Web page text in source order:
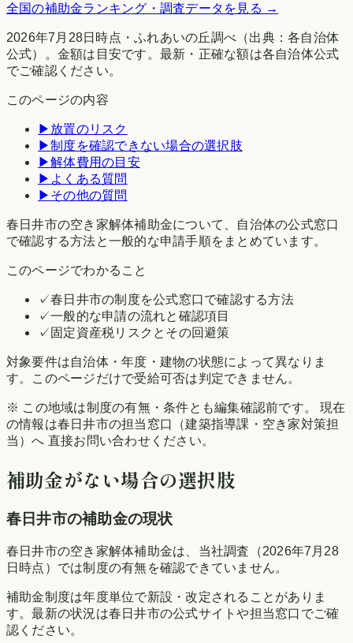
全国の補助金ランキング・調査データを見る →
2026年7月28日時点 ・ふれあいの丘調べ （出典：各自治体
公式）。金額は目安です。最新・正確な額は各自治体公式
でご確認ください。
このページの内容
▶ 放置のリスク
▶制度を確認できない場合の選択肢
▶解体費用の目安
▶ よくある質問
▶ その他の質問
春日井市の空き家解体補助金について、自治体の公式窓口
で確認する方法と一般的な申請手順をまとめています。
このページでわかること
✓春日井市の制度を公式窓口で確認する方法
✓一般的な申請の流れと確認項目
✓ 固定資産税リスクとその回避策
対象要件は自治体・年度・建物の状態によって異なりま
す。このページだけで受給可否は判定できません。
※ この地域は制度の有無・条件とも編集確認前です。 現在
の情報は春日井市の担当窓口（建築指導課・空き家対策担
当）へ 直接お問い合わせください。
補助金がない場合の選択肢
春日井市の補助金の現状
春日井市の空き家解体補助金は、当社調査（2026年7月28
日時点）では制度の有無を確認できていません。
補助金制度は年度単位で新設・改定されることがありま
す。最新の状況は春日井市の公式サイトや担当窓口でご確
認ください。